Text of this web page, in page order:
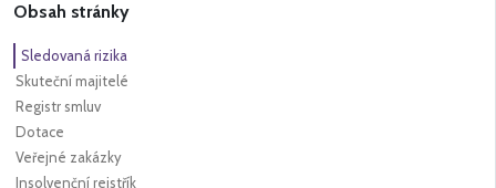
Obsah stránky
Sledovaná rizika
Skuteční majitelé
Registr smluv
Dotace
Veřejné zakázky
Insolvenční rejstřík